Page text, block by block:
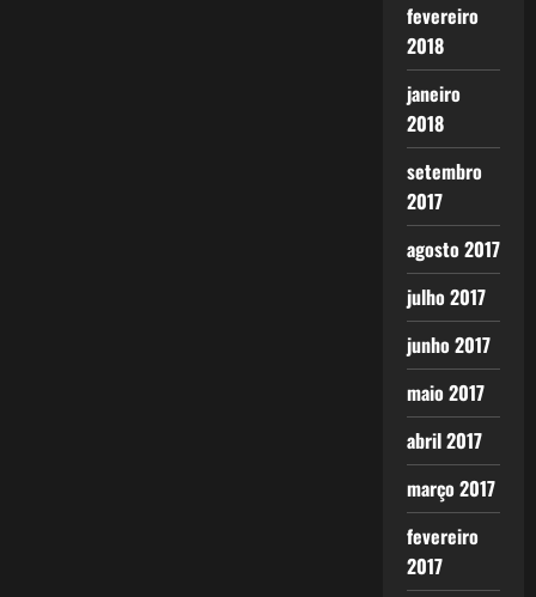
fevereiro
2018
janeiro
2018
setembro
2017
agosto 2017
julho 2017
junho 2017
maio 2017
abril 2017
março 2017
fevereiro
2017